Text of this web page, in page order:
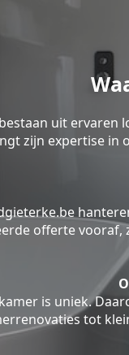
uit ervaren
zijn expertise in
offerte vooraf,
is uniek.
tot